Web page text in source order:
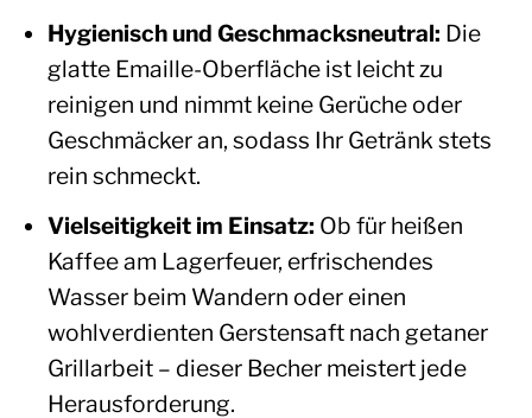
Hygienisch und Geschmacksneutral: Die
glatte Emaille-Oberfläche ist leicht zu
reinigen und nimmt keine Gerüche oder
Geschmäcker an, sodass Ihr Getränk stets
rein schmeckt.
Vielseitigkeit im Einsatz: Ob für heißen
Kaffee am Lagerfeuer, erfrischendes
Wasser beim Wandern oder einen
wohlverdienten Gerstensaft nach getaner
Grillarbeit – dieser Becher meistert jede
Herausforderung.